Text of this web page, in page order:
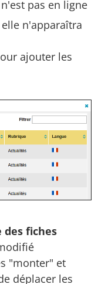
pas en ligne
n'apparaîtra
ajouter les
fiches
"monter" et
déplacer les